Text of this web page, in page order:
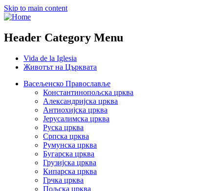
Skip to main content
Header Category Menu
Vida de la Iglesia
Животът на Църквата
Васељенско Православље
Константинопољска црква
Александријска црква
Антиохијска црква
Јерусалимска црква
Руска црква
Српска црква
Румунска црква
Бугарска црква
Грузијска црква
Кипарска црква
Грчка црква
Пољска црква